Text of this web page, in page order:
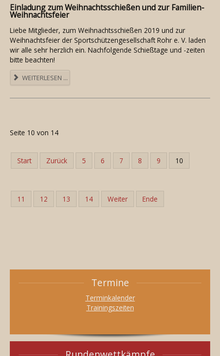
Einladung zum Weihnachtsschießen und zur Familien-
Weihnachtsfeier
Liebe Mitglieder, zum Weihnachtsschießen 2019 und zur
Weihnachtsfeier der Sportschützengesellschaft Rohr e. V. laden
wir alle sehr herzlich ein. Nachfolgende Schießtage und -zeiten
bitte beachten!
WEITERLESEN ...
Seite 10 von 14
Start Zurück 5 6 7 8 9 10
11 12 13 14 Weiter Ende
Termine
Terminkalender
Trainingszeiten